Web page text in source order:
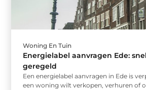
Woning En Tuin
Energielabel aanvragen Ede:
geregeld
Een energielabel aanvragen in Ede is
een woning wilt verkopen, verhuren of